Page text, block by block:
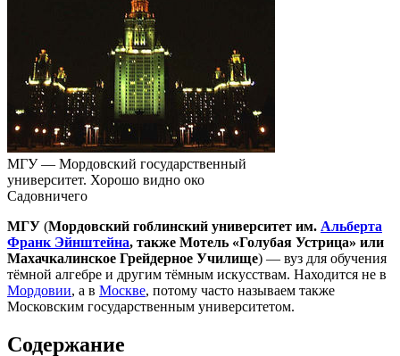
МГУ — Мордовский государственный
университет. Хорошо видно око
Садовничего
МГУ (Мордовский гоблинский университет им. Альберта
Франк Эйнштейна, также Мотель «Голубая Устрица» или
Махачкалинское Грейдерное Училище) — вуз для обучения
тёмной алгебре и другим тёмным искусствам. Находится не в
Мордовии, а в Москве, потому часто называем также
Московским государственным университетом.
Содержание